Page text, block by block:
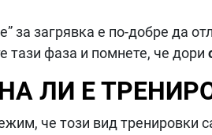
за загрявка е по-добре да
тази фаза и помнете, че дори
ЛИ Е
че този вид тренировки